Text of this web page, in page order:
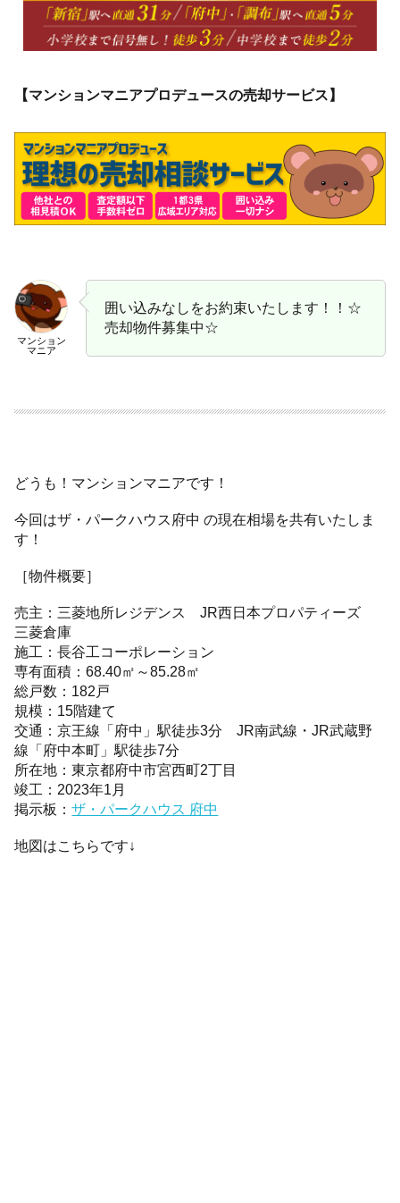
【マンションマニアプロデュースの売却サービス】
マンション
マニア
囲い込みなしをお約束いたします！！☆
売却物件募集中☆
どうも！マンションマニアです！
今回はザ・パークハウス府中 の現在相場を共有いたしま
す！
［物件概要］
売主：三菱地所レジデンス JR西日本プロパティーズ
三菱倉庫
施工：長谷工コーポレーション
専有面積：68.40㎡～85.28㎡
総戸数：182戸
規模：15階建て
交通：京王線「府中」駅徒歩3分 JR南武線・JR武蔵野
線「府中本町」駅徒歩7分
所在地：東京都府中市宮西町2丁目
竣工：2023年1月
掲示板：ザ・パークハウス 府中
地図はこちらです↓